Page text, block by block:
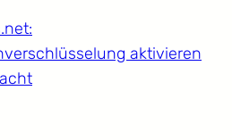
aktivieren